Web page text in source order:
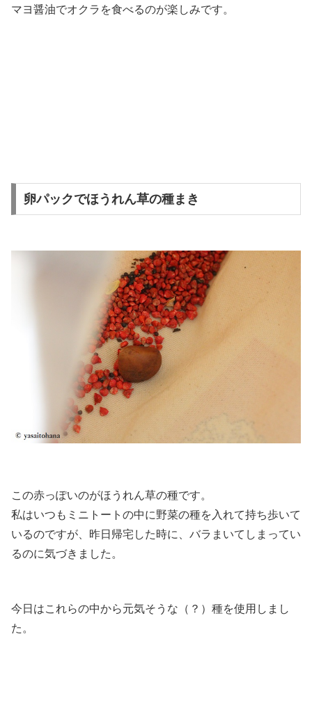
マヨ醤油でオクラを食べるのが楽しみです。
卵パックでほうれん草の種まき
この赤っぽいのがほうれん草の種です。
私はいつもミニトートの中に野菜の種を入れて持ち歩いて
いるのですが、昨日帰宅した時に、バラまいてしまってい
るのに気づきました。
今日はこれらの中から元気そうな（？）種を使用しまし
た。